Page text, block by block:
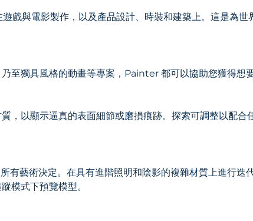
與電影製作，以及產品設計、時裝和建築上。這是為世
至獨具風格的動畫等專案，Painter 都可以協助您獲得想要
，以顯示逼真的表面細節或磨損痕跡。探索可調整以配合
有藝術決定。在具有進階照明和陰影的複雜材質上進行迭
模式下預覽模型。